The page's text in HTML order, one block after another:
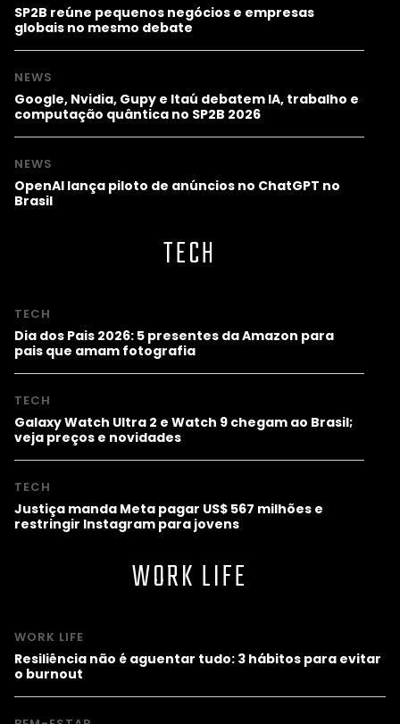
SP2B reúne pequenos negócios e empresas
globais no mesmo debate
NEWS
Google, Nvidia, Gupy e Itaú debatem IA, trabalho e
computação quântica no SP2B 2026
NEWS
OpenAI lança piloto de anúncios no ChatGPT no
Brasil
TECH
TECH
Dia dos Pais 2026: 5 presentes da Amazon para
pais que amam fotografia
TECH
Galaxy Watch Ultra 2 e Watch 9 chegam ao Brasil;
veja preços e novidades
TECH
Justiça manda Meta pagar US$ 567 milhões e
restringir Instagram para jovens
WORK LIFE
WORK LIFE
Resiliência não é aguentar tudo: 3 hábitos para evitar
o burnout